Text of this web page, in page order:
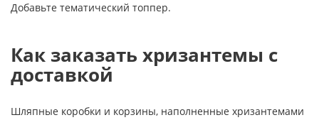
Добавьте тематический топпер.
Как заказать хризантемы с
доставкой
Шляпные коробки и корзины, наполненные хризантемами